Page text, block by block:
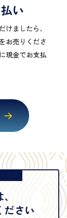
い
けましたら、
お売りくださ
現金でお支払
、
ださい